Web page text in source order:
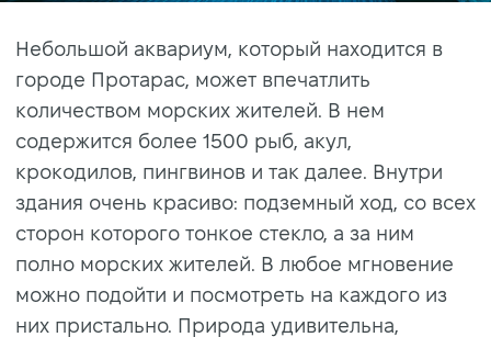
Небольшой аквариум, который находится в
городе Протарас, может впечатлить
количеством морских жителей. В нем
содержится более 1500 рыб, акул,
крокодилов, пингвинов и так далее. Внутри
здания очень красиво: подземный ход, со всех
сторон которого тонкое стекло, а за ним
полно морских жителей. В любое мгновение
можно подойти и посмотреть на каждого из
них пристально. Природа удивительна,